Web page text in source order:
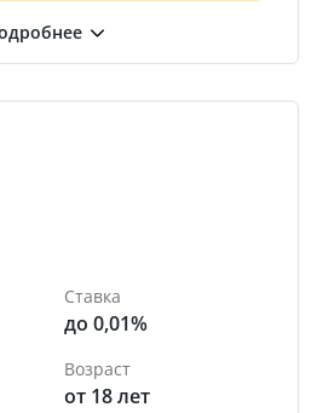
Ставка
до 0,01%
Возраст
от 18 лет